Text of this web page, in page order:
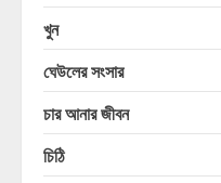
খুন
ঘেউলের সংসার
চার আনার জীবন
চিঠি